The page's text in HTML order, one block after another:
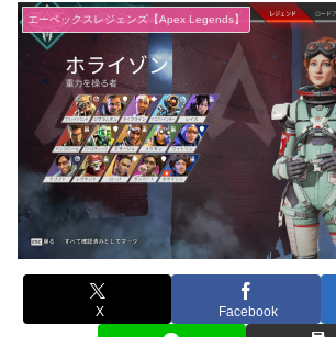
エーペックスレジェンズ【Apex Legends】
X Facebook